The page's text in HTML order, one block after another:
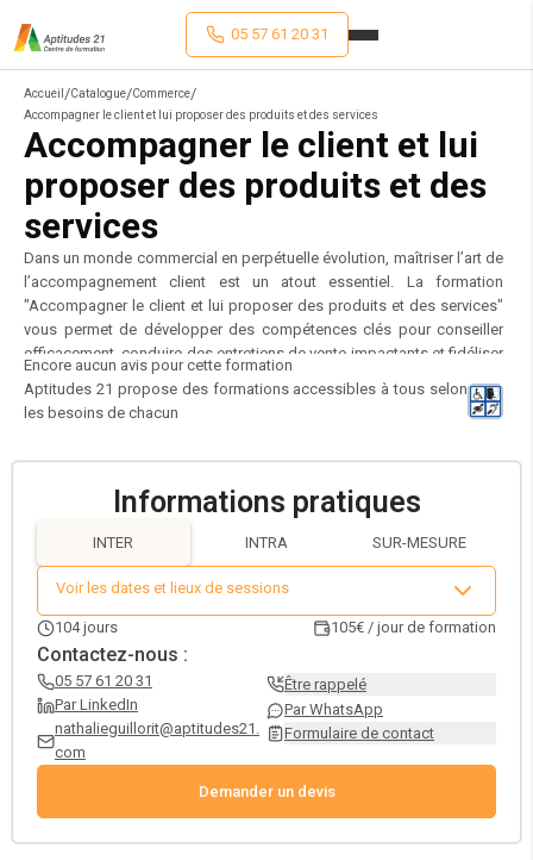
05 57 61 20 31
Accueil /Catalogue/Commerce/
Accompagner le client et lui proposer des produits et des services
Accompagner le client et lui
proposer des produits et des
services
Dans un monde commercial en perpétuelle évolution, maîtriser l’art de
l’accompagnement client est un atout essentiel. La formation
"Accompagner le client et lui proposer des produits et des services"
vous permet de développer des compétences clés pour conseiller
efficacement, conduire des entretiens de vente impactants et fidéliser
une clientèle exigeante. Destinée aux conseillers commerciaux,
attachés commerciaux, prospecteurs et délégués commerciaux, cette
formation vous outille pour représenter votre entreprise avec
alliant exercices pratiques, mises en situation et cas concrets, vous
apprendrez à adapter votre discours, gérer les objections et renforcer
l’expérience client. Un véritable levier pour booster vos performances
commerciales, accroître votre employabilité et évoluer vers des
postes à responsabilité. Avec un taux d’insertion de 79% à 6 mois,
cette formation certifiante est un tremplin vers une carrière
commerciale réussie !
Encore aucun avis pour cette formation
Aptitudes 21 propose des formations accessibles à tous selon
les besoins de chacun
Informations pratiques
INTER INTRA SUR-MESURE
Voir les dates et lieux de sessions
104 jours 105€ / jour de formation
Contactez-nous :
05 57 61 20 31
Par LinkedIn
nathalieguillorit@aptitudes21.
com
Être rappelé
Par WhatsApp
Formulaire de contact
Demander un devis